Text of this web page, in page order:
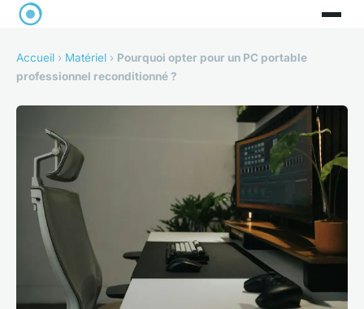
Accueil › Matériel › Pourquoi opter pour un PC portable
professionnel reconditionné ?